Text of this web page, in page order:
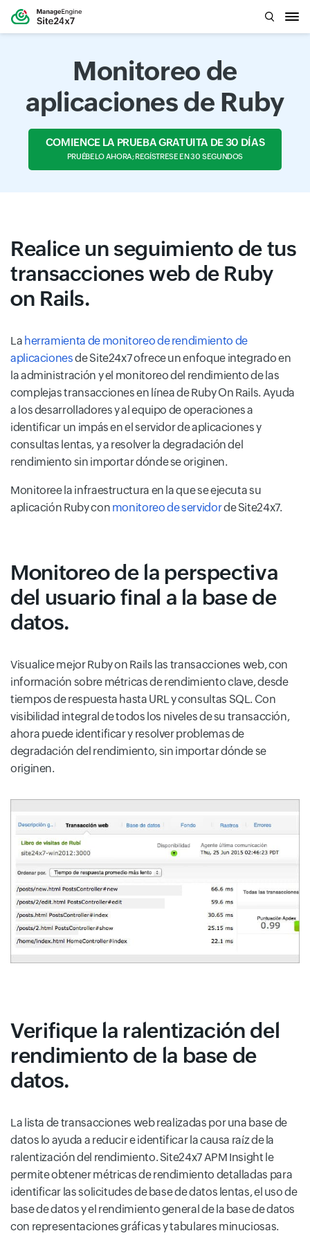
Monitoreo de
aplicaciones de Ruby
COMIENCE LA PRUEBA GRATUITA DE 30 DÍAS
PRUÉBELO AHORA; REGÍSTRESE EN 30 SEGUNDOS
Realice un seguimiento de tus
transacciones web de Ruby
on Rails.
La herramienta de monitoreo de rendimiento de
aplicacionesde Site24x7 ofrece un enfoque integrado en
la administración y el monitoreo del rendimiento de las
complejas transacciones en línea de Ruby On Rails. Ayuda
a los desarrolladores y al equipo de operaciones a
identificar un impás en el servidor de aplicaciones y
consultas lentas, y a resolver la degradación del
rendimiento sin importar dónde se originen.
Monitoree la infraestructura en la que se ejecuta su
aplicación Ruby con monitoreo de servidorde Site24x7.
Monitoreo de la perspectiva
del usuario final a la base de
datos.
Visualice mejor Ruby on Rails las transacciones web, con
información sobre métricas de rendimiento clave, desde
tiempos de respuesta hasta URL y consultas SQL. Con
visibilidad integral de todos los niveles de su transacción,
ahora puede identificar y resolver problemas de
degradación del rendimiento, sin importar dónde se
originen.
Verifique la ralentización del
rendimiento de la base de
datos.
La lista de transacciones web realizadas por una base de
datos lo ayuda a reducir e identificar la causa raíz de la
ralentización del rendimiento. Site24x7 APM Insight le
permite obtener métricas de rendimiento detalladas para
identificar las solicitudes de base de datos lentas, el uso de
base de datos y el rendimiento general de la base de datos
con representaciones gráficas y tabulares minuciosas.